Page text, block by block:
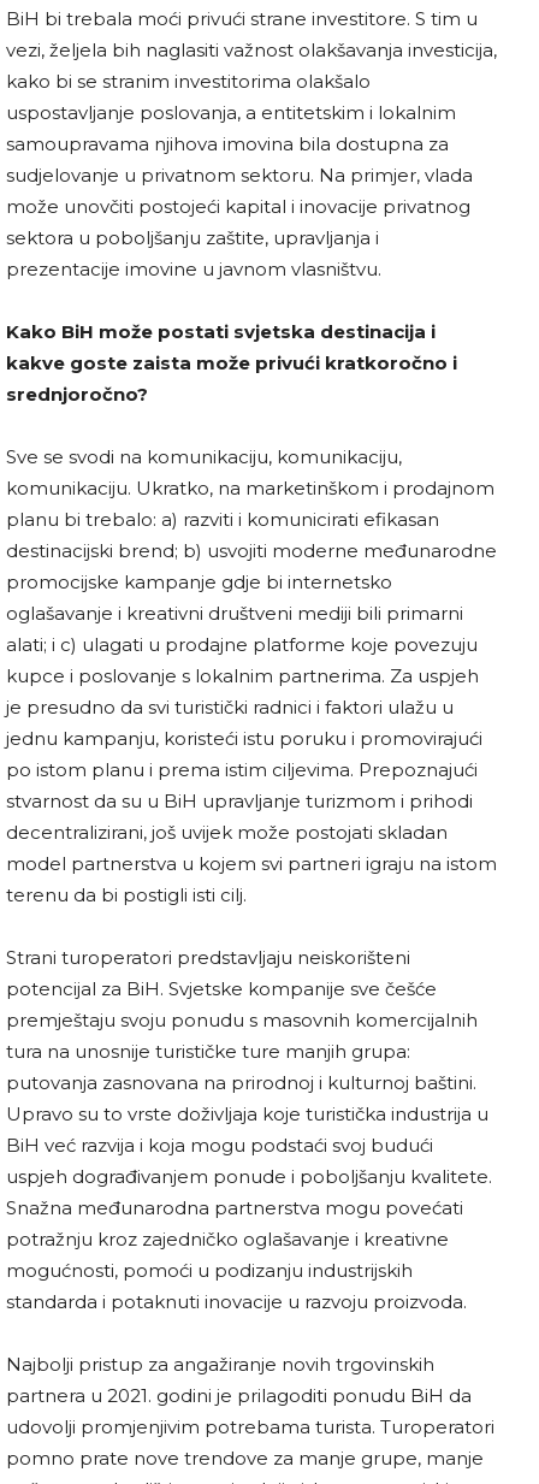
BiH bi trebala moći privući strane investitore. S tim u
vezi, željela bih naglasiti važnost olakšavanja investicija,
kako bi se stranim investitorima olakšalo
uspostavljanje poslovanja, a entitetskim i lokalnim
samoupravama njihova imovina bila dostupna za
sudjelovanje u privatnom sektoru. Na primjer, vlada
može unovčiti postojeći kapital i inovacije privatnog
sektora u poboljšanju zaštite, upravljanja i
prezentacije imovine u javnom vlasništvu.
Kako BiH može postati svjetska destinacija i
kakve goste zaista može privući kratkoročno i
srednjoročno?
Sve se svodi na komunikaciju, komunikaciju,
komunikaciju. Ukratko, na marketinškom i prodajnom
planu bi trebalo: a) razviti i komunicirati efikasan
destinacijski brend; b) usvojiti moderne međunarodne
promocijske kampanje gdje bi internetsko
oglašavanje i kreativni društveni mediji bili primarni
alati; i c) ulagati u prodajne platforme koje povezuju
kupce i poslovanje s lokalnim partnerima. Za uspjeh
je presudno da svi turistički radnici i faktori ulažu u
jednu kampanju, koristeći istu poruku i promovirajući
po istom planu i prema istim ciljevima. Prepoznajući
stvarnost da su u BiH upravljanje turizmom i prihodi
decentralizirani, još uvijek može postojati skladan
model partnerstva u kojem svi partneri igraju na istom
terenu da bi postigli isti cilj.
Strani turoperatori predstavljaju neiskorišteni
potencijal za BiH. Svjetske kompanije sve češće
premještaju svoju ponudu s masovnih komercijalnih
tura na unosnije turističke ture manjih grupa:
putovanja zasnovana na prirodnoj i kulturnoj baštini.
Upravo su to vrste doživljaja koje turistička industrija u
BiH već razvija i koja mogu podstaći svoj budući
uspjeh dograđivanjem ponude i poboljšanju kvalitete.
Snažna međunarodna partnerstva mogu povećati
potražnju kroz zajedničko oglašavanje i kreativne
mogućnosti, pomoći u podizanju industrijskih
standarda i potaknuti inovacije u razvoju proizvoda.
Najbolji pristup za angažiranje novih trgovinskih
partnera u 2021. godini je prilagoditi ponudu BiH da
udovolji promjenjivim potrebama turista. Turoperatori
pomno prate nove trendove za manje grupe, manje